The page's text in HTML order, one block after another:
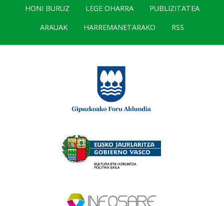
HONI BURUZ LEGE OHARRA
PUBLIZITATEA
ARAUAK
HARREMANETARAKO RSS